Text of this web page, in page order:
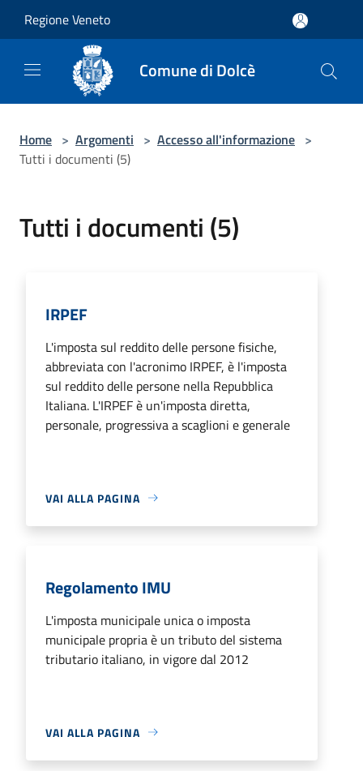
Regione Veneto
Comune di Dolcè
Home > Argomenti > Accesso all'informazione >
Tutti i documenti (5)
Tutti i documenti (5)
IRPEF
L'imposta sul reddito delle persone fisiche,
abbreviata con l'acronimo IRPEF, è l'imposta
sul reddito delle persone nella Repubblica
Italiana. L'IRPEF è un'imposta diretta,
personale, progressiva a scaglioni e generale
VAI ALLA PAGINA
Regolamento IMU
L'imposta municipale unica o imposta
municipale propria è un tributo del sistema
tributario italiano, in vigore dal 2012
VAI ALLA PAGINA